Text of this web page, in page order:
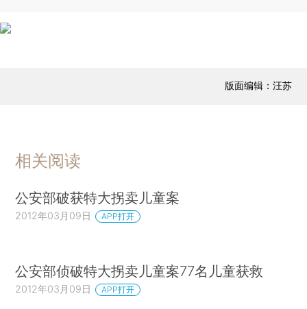
版面编辑：汪苏
相关阅读
公安部破获特大拐卖儿童案
2012年03月09日 APP打开
公安部侦破特大拐卖儿童案77名儿童获救
2012年03月09日 APP打开